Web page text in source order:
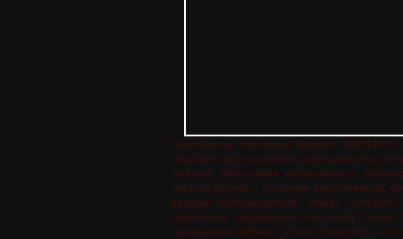
Итальянская мебельная фабрика «EFFEDUE»
проводят исследования, эксперименты,
мебели. Философия итальянского
первый взгляд – создание качественной,
каждый производитель может
заручилась поддержкой мастеров
прекрасной мебели. Стоит отметить, что